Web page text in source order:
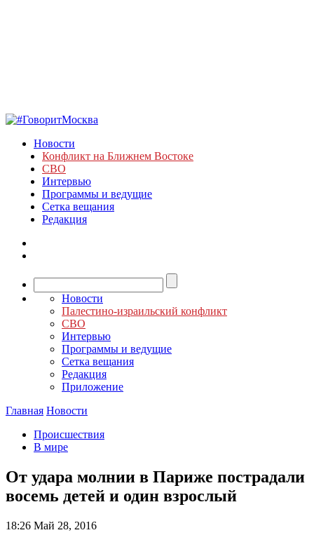
Новости
Конфликт на Ближнем Востоке
СВО
Интервью
Программы и ведущие
Сетка вещания
Редакция
Новости
Палестино-израильский конфликт
СВО
Интервью
Программы и ведущие
Сетка вещания
Редакция
Приложение
Главная Новости
Происшествия
В мире
От удара молнии в Париже пострадали
восемь детей и один взрослый
18:26 Май 28, 2016